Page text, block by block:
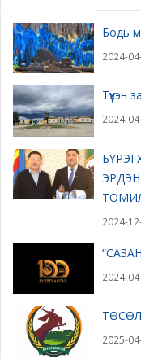
Бодь
2024-
Түүхэн
2024-
2024-
2024-
2025-